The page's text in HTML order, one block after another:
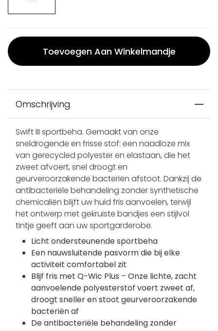
Toevoegen Aan Winkelmandje
Omschrijving
Swift III sportbeha. Gemaakt van onze
sneldrogende en frisse stof: een naadloze mix
van gerecycled polyester en elastaan, die het
zweet afvoert, snel droogt en
geurveroorzakende bacteriën afstoot. Dankzij de
antibacteriële behandeling zonder synthetische
chemicaliën blijft uw huid fris aanvoelen, terwijl
het ontwerp met gekruiste bandjes een stijlvol
tintje geeft aan uw sportgarderobe.
Licht ondersteunende sportbeha
Een nauwsluitende pasvorm die bij elke
activiteit comfortabel zit
Blijf fris met Q-Wic Plus – Onze lichte, zacht
aanvoelende polyesterstof voert zweet af,
droogt sneller en stoot geurveroorzakende
bacteriën af
De antibacteriële behandeling zonder